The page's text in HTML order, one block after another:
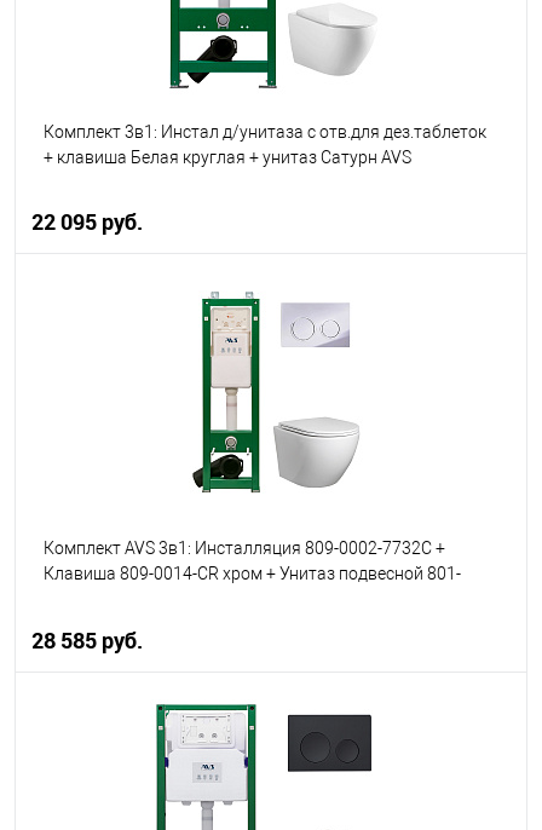
Комплект 3в1: Инстал д/унитаза с отв.для дез.таблеток
+ клавиша Белая круглая + унитаз Сатурн AVS
22 095 руб.
В корзину
В наличии
Комплект AVS 3в1: Инсталляция 809-0002-7732C +
Клавиша 809-0014-CR хром + Унитаз подвесной 801-
28 585 руб.
В корзину
В наличии